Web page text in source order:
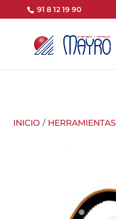
91 8 12 19 90
INICIO / HERRAMIENTAS